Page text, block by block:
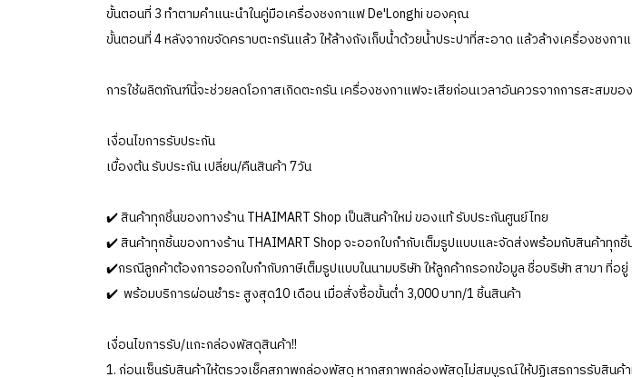
ขั้นตอนที่ 3 ทำตามคำแนะนำในคู่มือเครื่องชงกาแฟ De'Longhi ของคุณ
ขั้นตอนที่ 4 หลังจากขจัดคราบตะกรันแล้ว ให้ล้างถังเก็บน้ำด้วยน้ำประปาที่สะอาด แล้วล้างเครื่องชงกา
การใช้ผลิตภัณฑ์นี้จะช่วยลดโอกาสเกิดตะกรัน เครื่องชงกาแฟจะเสียก่อนเวลาอันควรจากการสะสมขอ
เงื่อนไขการรับประกัน
เบื้องต้น รับประกัน เปลี่ยน/คืนสินค้า 7วัน
✔️ สินค้าทุกชิ้นของทางร้าน THAIMART Shop เป็นสินค้าใหม่ ของแท้ รับประกันศูนย์ไทย
✔️ สินค้าทุกชิ้นของทางร้าน THAIMART Shop จะออกใบกำกับเต็มรูปแบบและจัดส่งพร้อมกับสินค้าทุกชิ้
✔️กรณีลูกค้าต้องการออกใบกำกับภาษีเต็มรูปแบบในนามบริษัท ให้ลูกค้ากรอกข้อมูล ชื่อบริษัท สาขา ที่อยู่
✔️ พร้อมบริการผ่อนชำระ สูงสุด10 เดือน เมื่อสั่งซื้อขั้นต่ำ 3,000 บาท/1 ชิ้นสินค้า
เงื่อนไขการรับ/แกะกล่องพัสดุสินค้า!!
1. ก่อนเซ็นรับสินค้าให้ตรวจเช็คสภาพกล่องพัสดุ หากสภาพกล่องพัสดุไม่สมบูรณ์ให้ปฏิเสธการรับสินค้